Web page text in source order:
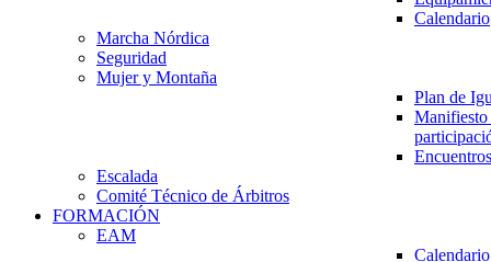
Calendario
Marcha Nórdica
Seguridad
Mujer y Montaña
Plan de
Escalada
Comité Técnico de Árbitros
FORMACIÓN
EAM